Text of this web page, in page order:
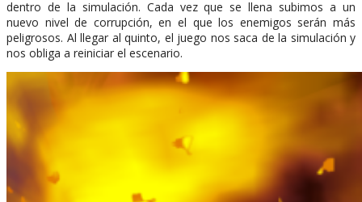
dentro de la simulación. Cada vez que se llena subimos a un
nuevo nivel de corrupción, en el que los enemigos serán más
peligrosos. Al llegar al quinto, el juego nos saca de la simulación y
nos obliga a reiniciar el escenario.